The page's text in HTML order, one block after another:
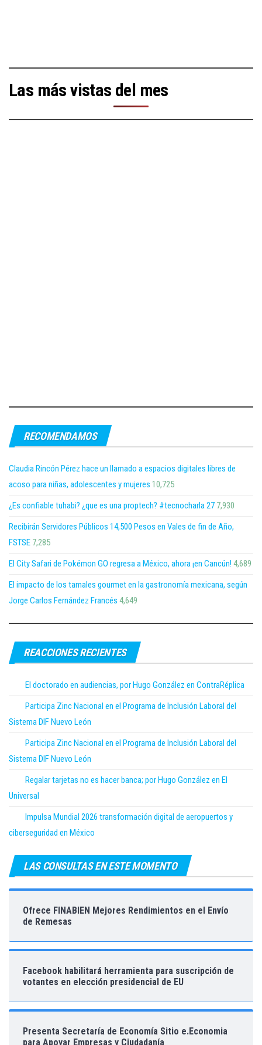
Las más vistas del mes
RECOMENDAMOS
Claudia Rincón Pérez hace un llamado a espacios digitales libres de
acoso para niñas, adolescentes y mujeres 10,725
¿Es confiable tuhabi? ¿que es una proptech? #tecnocharla 27 7,930
Recibirán Servidores Públicos 14,500 Pesos en Vales de fin de Año,
FSTSE 7,285
El City Safari de Pokémon GO regresa a México, ahora ¡en Cancún! 4,689
El impacto de los tamales gourmet en la gastronomía mexicana, según
Jorge Carlos Fernández Francés 4,649
REACCIONES RECIENTES
El doctorado en audiencias, por Hugo González en ContraRéplica
Participa Zinc Nacional en el Programa de Inclusión Laboral del
Sistema DIF Nuevo León
Participa Zinc Nacional en el Programa de Inclusión Laboral del
Sistema DIF Nuevo León
Regalar tarjetas no es hacer banca; por Hugo González en El
Universal
Impulsa Mundial 2026 transformación digital de aeropuertos y
ciberseguridad en México
LAS CONSULTAS EN ESTE MOMENTO
Ofrece FINABIEN Mejores Rendimientos en el Envío
de Remesas
Facebook habilitará herramienta para suscripción de
votantes en elección presidencial de EU
Presenta Secretaría de Economía Sitio e.Economia
para Apoyar Empresas y Ciudadanía